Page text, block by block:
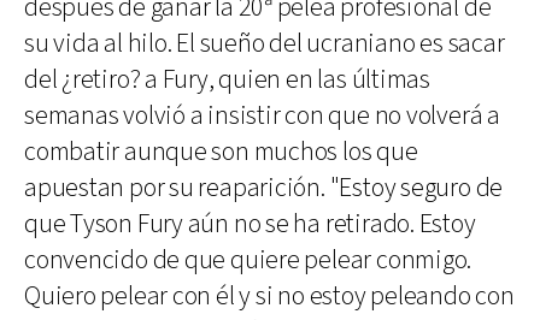
después de ganar la 20ª pelea profesional de
su vida al hilo. El sueño del ucraniano es sacar
del ¿retiro? a Fury, quien en las últimas
semanas volvió a insistir con que no volverá a
combatir aunque son muchos los que
apuestan por su reaparición. "Estoy seguro de
que Tyson Fury aún no se ha retirado. Estoy
convencido de que quiere pelear conmigo.
Quiero pelear con él y si no estoy peleando con